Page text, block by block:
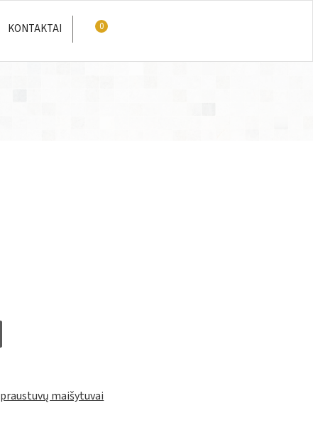
KONTAKTAI 0
maišytuvai